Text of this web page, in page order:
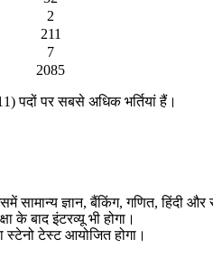
2
211
7
2085
पदों पर सबसे अधिक भर्तियां हैं।
सामान्य ज्ञान, बैंकिंग, गणित, हिंदी
बाद इंटरव्यू भी होगा।
स्टेनो टेस्ट आयोजित होगा।